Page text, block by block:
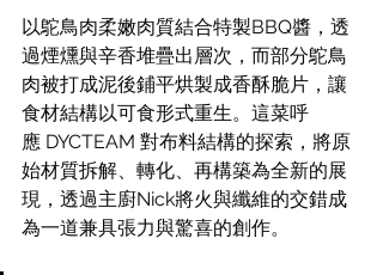
以鴕鳥肉柔嫩肉質結合特製BBQ醬，透
過煙燻與辛香堆疊出層次，而部分鴕鳥
肉被打成泥後鋪平烘製成香酥脆片，讓
食材結構以可食形式重生。這菜呼
應 DYCTEAM 對布料結構的探索，將原
始材質拆解、轉化、再構築為全新的展
現，透過主廚Nick將火與纖維的交錯成
為一道兼具張力與驚喜的創作。